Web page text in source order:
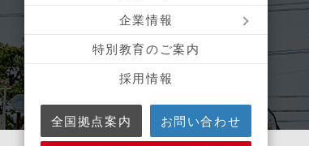
企業情報
特別教育のご案内
採用情報
全国拠点案内 お問い合わせ